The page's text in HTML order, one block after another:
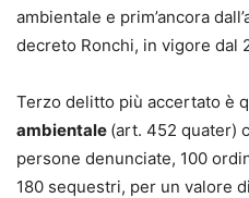
ambientale e prim’ancora
decreto Ronchi, in vigore dal
Terzo delitto più accertato è
ambientale (art. 452 quater)
persone denunciate, 100
180 sequestri, per un valore